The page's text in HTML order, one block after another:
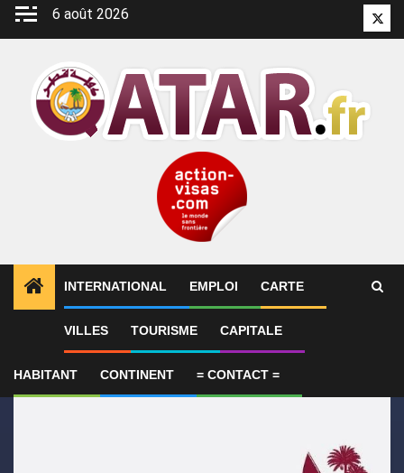
Aller
6 août 2026
INTERNATIONAL EMPLOI CARTE
VILLES TOURISME CAPITALE
HABITANT CONTINENT = CONTACT =
ALERTES INFO 1 Le Qatar appelle à faire pression